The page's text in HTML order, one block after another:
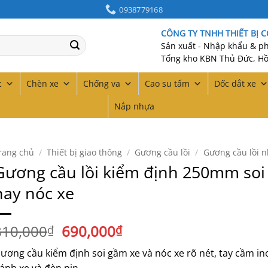
0938779168
CÔNG TY TNHH THIẾT BỊ
Sản xuất - Nhập khẩu &
Tổng kho KBN Thủ Đức,
Chèn xe Chống va Cao su tấm Dốc dắt xe
Nắp nhựa
chủ / Thiết bị giao thông / Gương cầu lồi / Gương cầu lồi
cầu lồi kiểm định 250mm
nóc xe
₫ Giá
gốc
là:
690,000₫Giá
hiện
tại
cầu kiểm định soi gầm xe và nóc xe rõ nét, tay cầm